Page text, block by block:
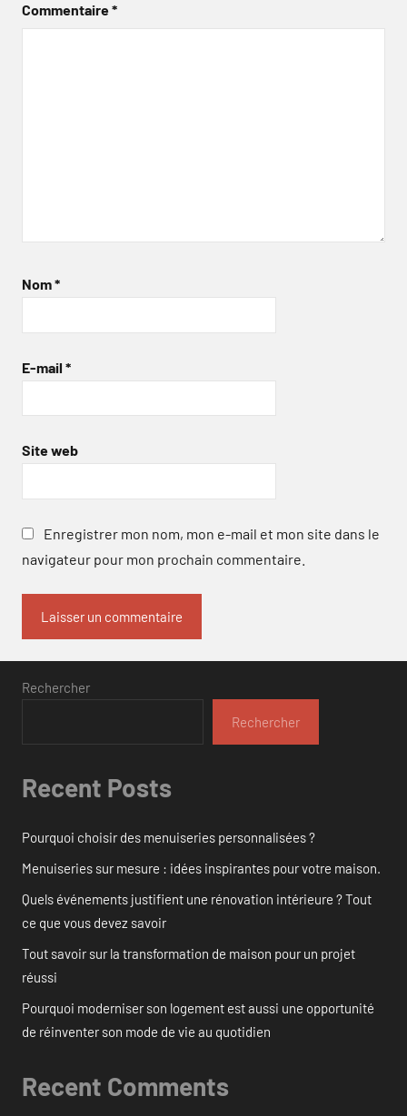
Commentaire*
Nom*
E-mail *
Site web
Enregistrer mon nom, mon e-mail et mon site dans le
navigateur pour mon prochain commentaire.
Rechercher
Rechercher
Recent Posts
Pourquoi choisir des menuiseries personnalisées ?
Menuiseries sur mesure : idées inspirantes pour votre maison.
Quels événements justifient une rénovation intérieure ? Tout
ce que vous devez savoir
Tout savoir sur la transformation de maison pour un projet
réussi
Pourquoi moderniser son logement est aussi une opportunité
de réinventer son mode de vie au quotidien
Recent Comments